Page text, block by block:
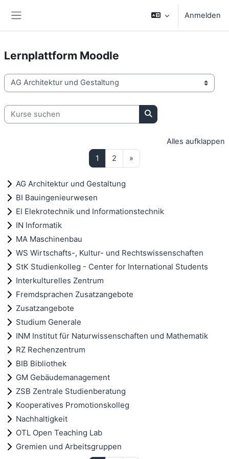
Anmelden
Lernplattform Moodle
Kursbereiche
Kurse suchen
Kurse suchen
Alles aufklappen
1 Seite 1
2 Seite 2
»
AG Architektur und Gestaltung
BI Bauingenieurwesen
EI Elekrotechnik und Informationstechnik
IN Informatik
MA Maschinenbau
WS Wirtschafts-, Kultur- und Rechtswissenschaften
StK Studienkolleg - Center for International Students
Interkulturelles Zentrum
Fremdsprachen Zusatzangebote
Zusatzangebote
Studium Generale
INM Institut für Naturwissenschaften und Mathematik
RZ Rechenzentrum
BIB Bibliothek
GM Gebäudemanagement
ZSB Zentrale Studienberatung
Kooperatives Promotionskolleg
Nachhaltigkeit
OTL Open Teaching Lab
Gremien und Arbeitsgruppen